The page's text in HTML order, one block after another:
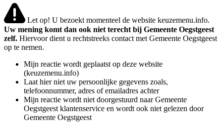
Let op! U bezoekt momenteel de website keuzemenu.info.
Uw mening komt dan ook niet terecht bij Gemeente Oegstgeest
zelf. Hiervoor dient u rechtstreeks contact met Gemeente Oegstgeest
op te nemen.
Mijn reactie wordt geplaatst op deze website
(keuzemenu.info)
Laat hier niet uw persoonlijke gegevens zoals,
telefoonnummer, adres of emailadres achter
Mijn reactie wordt niet doorgestuurd naar Gemeente
Oegstgeest klantenservice en wordt ook niet gelezen door
Gemeente Oegstgeest